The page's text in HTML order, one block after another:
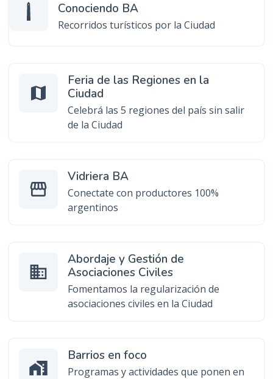
Conociendo BA
Recorridos turísticos por la Ciudad
map
Feria de las Regiones en la
Ciudad
Celebrá las 5 regiones del país sin salir
de la Ciudad
storefront
Vidriera BA
Conectate con productores 100%
argentinos
business
Abordaje y Gestión de
Asociaciones Civiles
Fomentamos la regularización de
asociaciones civiles en la Ciudad
maps_home_work
Barrios en foco
Programas y actividades que ponen en